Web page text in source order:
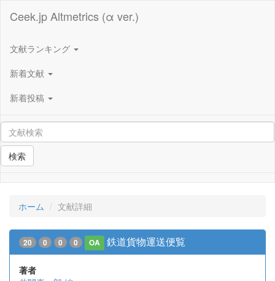
Ceek.jp Altmetrics (α ver.)
文献ランキング
新着文献
新着投稿
検索
ホーム 文献詳細
20 0 0 0 OA 鉄道貨物運送便覧
著者